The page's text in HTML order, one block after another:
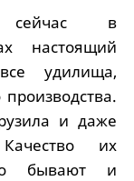
сейчас в
настоящий
удилища,
и даже
их
бывают и